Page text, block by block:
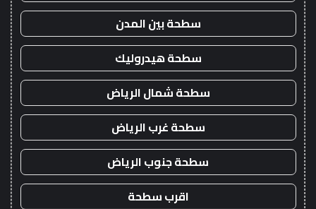
سطحة بين المدن
سطحة هيدروليك
سطحة شمال الرياض
سطحة غرب الرياض
سطحة جنوب الرياض
اقرب سطحة